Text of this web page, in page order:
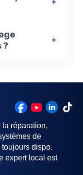
porte de
ses services
?
rails.
sûre
réparation,
de
dispo.
expert local est